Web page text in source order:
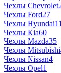
Чехлы Chevrolet
Чехлы Ford27
Чехлы Hyundai
Чехлы Kia60
Чехлы Mazda35
Чехлы Mitsubishi
Чехлы Nissan4
Чехлы Opel1